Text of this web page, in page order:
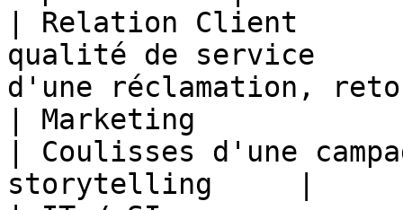
| Relation Client
qualité de service
d'une réclamation,
| Marketing
| Coulisses d'une
storytelling     |